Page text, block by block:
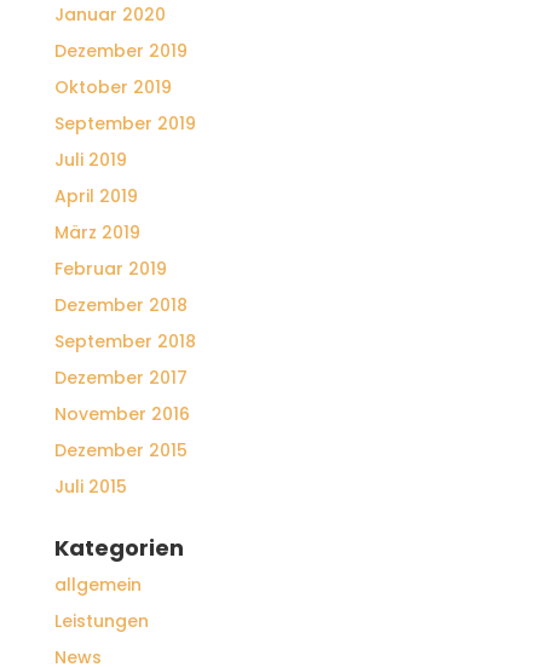
Januar 2020
Dezember 2019
Oktober 2019
September 2019
Juli 2019
April 2019
März 2019
Februar 2019
Dezember 2018
September 2018
Dezember 2017
November 2016
Dezember 2015
Juli 2015
Kategorien
allgemein
Leistungen
News